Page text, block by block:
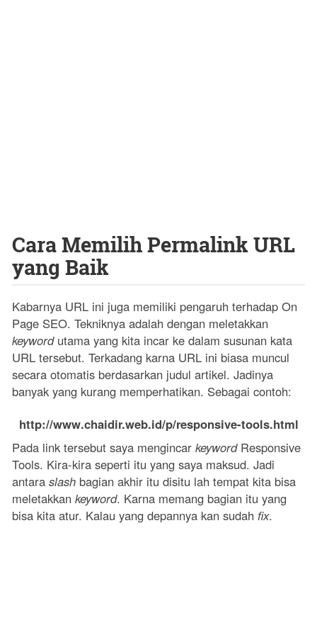
Cara Memilih Permalink URL
yang Baik
Kabarnya URL ini juga memiliki pengaruh terhadap On
Page SEO. Tekniknya adalah dengan meletakkan
keywordutama yang kita incar ke dalam susunan kata
URL tersebut. Terkadang karna URL ini biasa muncul
secara otomatis berdasarkan judul artikel. Jadinya
banyak yang kurang memperhatikan. Sebagai contoh:
http://www.chaidir.web.id/p/responsive-tools.html
Pada link tersebut saya mengincar keywordResponsive
Tools. Kira-kira seperti itu yang saya maksud. Jadi
antara slash bagian akhir itu disitu lah tempat kita bisa
meletakkan keyword. Karna memang bagian itu yang
bisa kita atur. Kalau yang depannya kan sudah fix.